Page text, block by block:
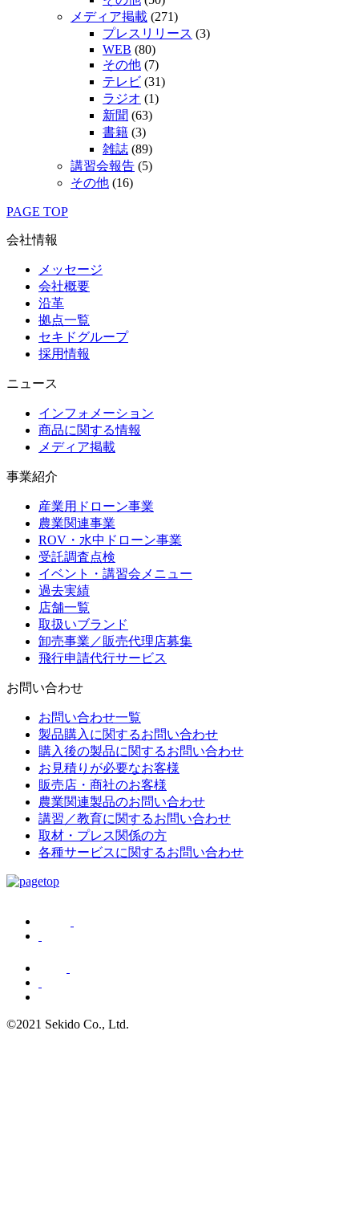
メディア掲載 (271)
プレスリリース (3)
WEB (80)
その他 (7)
テレビ (31)
ラジオ (1)
新聞 (63)
書籍 (3)
雑誌 (89)
講習会報告 (5)
その他 (16)
PAGE TOP
会社情報
メッセージ
会社概要
沿革
拠点一覧
セキドグループ
採用情報
ニュース
インフォメーション
商品に関する情報
メディア掲載
事業紹介
産業用ドローン事業
農業関連事業
ROV・水中ドローン事業
受託調査点検
イベント・講習会メニュー
過去実績
店舗一覧
取扱いブランド
卸売事業／販売代理店募集
飛行申請代行サービス
お問い合わせ
お問い合わせ一覧
製品購入に関するお問い合わせ
購入後の製品に関するお問い合わせ
お見積りが必要なお客様
販売店・商社のお客様
農業関連製品のお問い合わせ
講習／教育に関するお問い合わせ
取材・プレス関係の方
各種サービスに関するお問い合わせ
©2021 Sekido Co., Ltd.